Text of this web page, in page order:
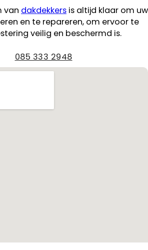
van dakdekkers is altijd klaar om uw
en te repareren, om ervoor te
veilig en beschermd is.
085 333 2948